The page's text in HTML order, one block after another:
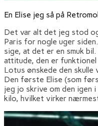
En Elise jeg så på
Det var alt det jeg stod
Paris for nogle uger
sige, at det er en smuk
attitude, den er
Lotus ønskede den skulle
Den første Elise (som
jeg jo skrive om den
kilo, hvilket virker